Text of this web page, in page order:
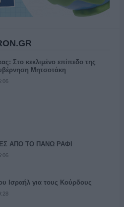
Στο κεκλιμένο επίπεδο της
Μητσοτάκη
ΑΠΟ ΤΟ ΠΑΝΩ ΡΑΦΙ
Ισραήλ για τους Κούρδους